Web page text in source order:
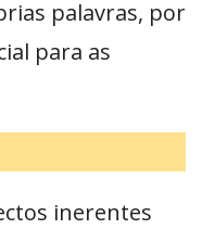
palavras, por
para as
inerentes